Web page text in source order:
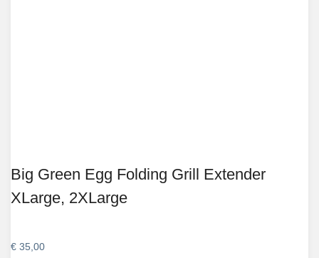
Big Green Egg Folding Grill Extender
XLarge, 2XLarge
€ 35,00